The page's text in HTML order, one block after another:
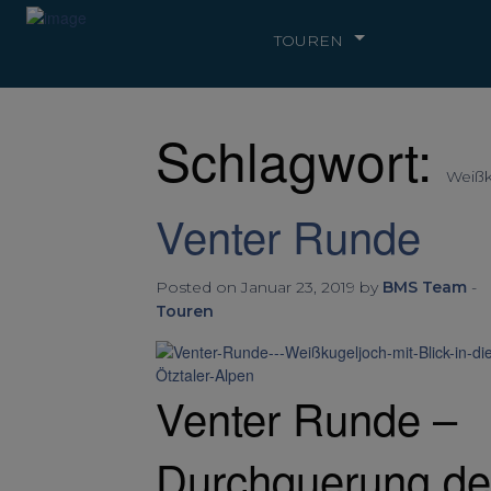
TOUREN
Schlagwort:
Venter Runde
Posted on Januar 23, 2019 by BMS Team -
Touren
Venter Runde –
Durchquerung